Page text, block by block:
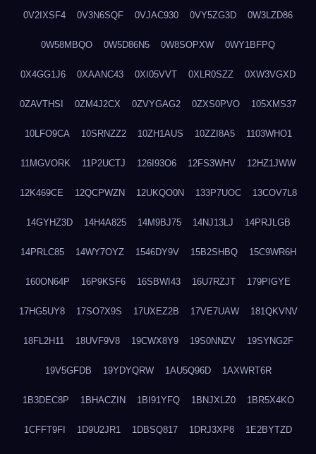
0V2IXSF4 0V3N6SQF 0VJAC930 0VY5ZG3D 0W3LZD86
0W58MBQO 0W5D86N5 0W8SOPXW 0WY1BFPQ
0X4GG1J6 0XAANC43 0XI05VVT 0XLR0SZZ 0XW3VGXD
0ZAVTHSI 0ZM4J2CX 0ZVYGAG2 0ZXS0PVO 105XMS37
10LFO9CA 10SRNZZ2 10ZH1AUS 10ZZI8A5 1103WHO1
11MGVORK 11P2UCTJ 126I93O6 12FS3WHV 12HZ1JWW
12K469CE 12QCPWZN 12UKQO0N 133P7UOC 13COV7L8
14GYHZ3D 14H4A825 14M9BJ75 14NJ13LJ 14PRJLGB
14PRLC85 14WY7OYZ 1546DY9V 15B2SHBQ 15C9WR6H
160ON64P 16P9KSF6 16SBWI43 16U7RZJT 179PIGYE
17HG5UY8 17SO7X9S 17UXEZ2B 17VE7UAW 181QKVNV
18FL2H11 18UVF9V8 19CWX8Y9 19S0NNZV 19SYNG2F
19V5GFDB 19YDYQRW 1AU5Q96D 1AXWRT6R
1B3DEC8P 1BHACZIN 1BI91YFQ 1BNJXLZ0 1BR5X4KO
1CFFT9FI 1D9U2JR1 1DBSQ817 1DRJ3XP8 1E2BYTZD